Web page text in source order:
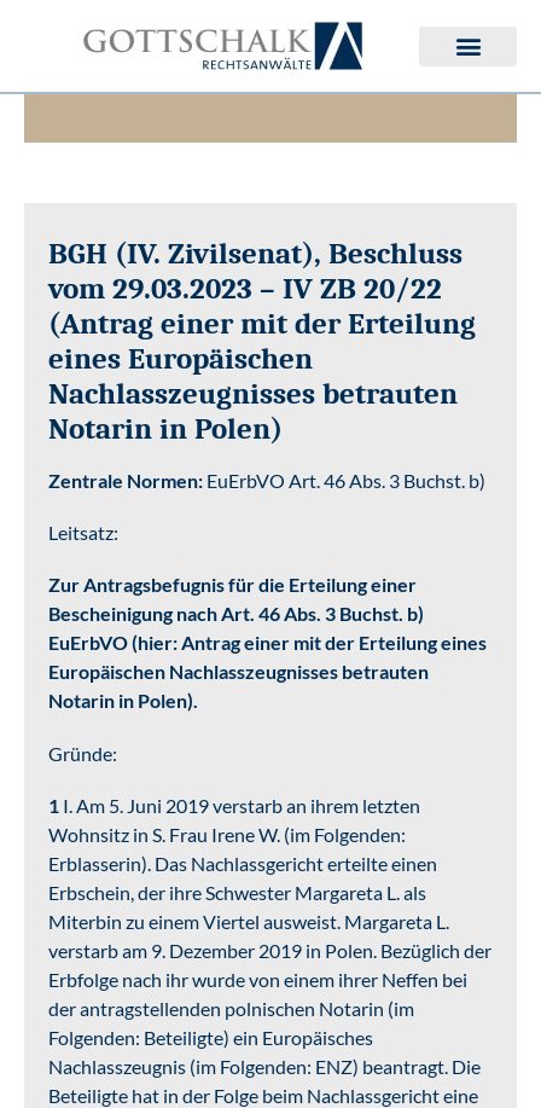
BGH (IV. Zivilsenat), Beschluss
vom 29.03.2023 – IV ZB 20/22
(Antrag einer mit der Erteilung
eines Europäischen
Nachlasszeugnisses betrauten
Notarin in Polen)
Zentrale Normen: EuErbVO Art. 46 Abs. 3 Buchst. b)
Leitsatz:
Zur Antragsbefugnis für die Erteilung einer
Bescheinigung nach Art. 46 Abs. 3 Buchst. b)
EuErbVO (hier: Antrag einer mit der Erteilung eines
Europäischen Nachlasszeugnisses betrauten
Notarin in Polen).
Gründe:
1 I. Am 5. Juni 2019 verstarb an ihrem letzten
Wohnsitz in S. Frau Irene W. (im Folgenden:
Erblasserin). Das Nachlassgericht erteilte einen
Erbschein, der ihre Schwester Margareta L. als
Miterbin zu einem Viertel ausweist. Margareta L.
verstarb am 9. Dezember 2019 in Polen. Bezüglich der
Erbfolge nach ihr wurde von einem ihrer Neffen bei
der antragstellenden polnischen Notarin (im
Folgenden: Beteiligte) ein Europäisches
Nachlasszeugnis (im Folgenden: ENZ) beantragt. Die
Beteiligte hat in der Folge beim Nachlassgericht eine